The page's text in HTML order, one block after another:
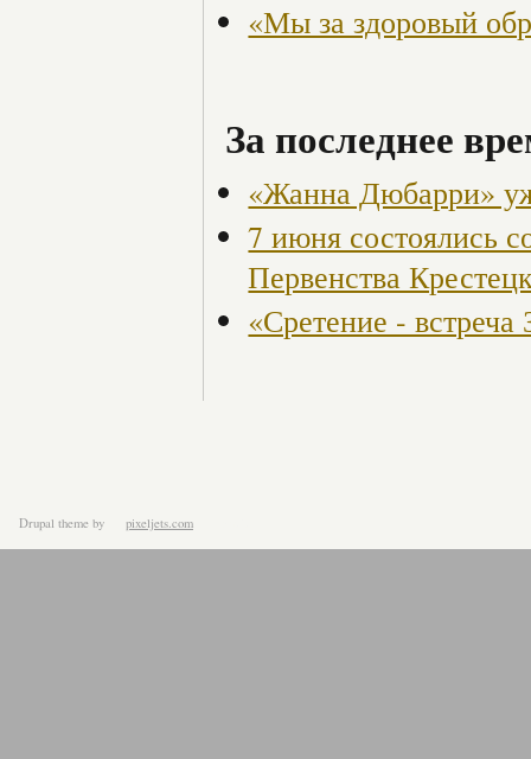
«Мы за здоровый
За последнее
«Жанна Дюбарри»
7 июня состоялись
Первенства
«Сретение -
Drupal theme by pixeljets.com